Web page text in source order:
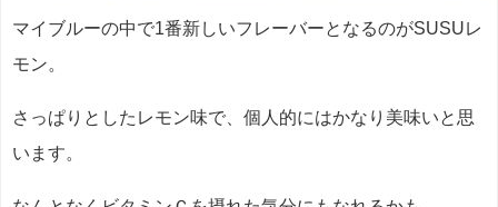
マイブルーの中で1番新しいフレーバーとなるのがSUSUレ
モン。
さっぱりとしたレモン味で、個人的にはかなり美味いと思
います。